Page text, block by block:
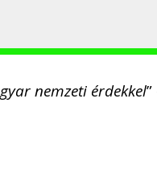
nemzeti érdekkel”